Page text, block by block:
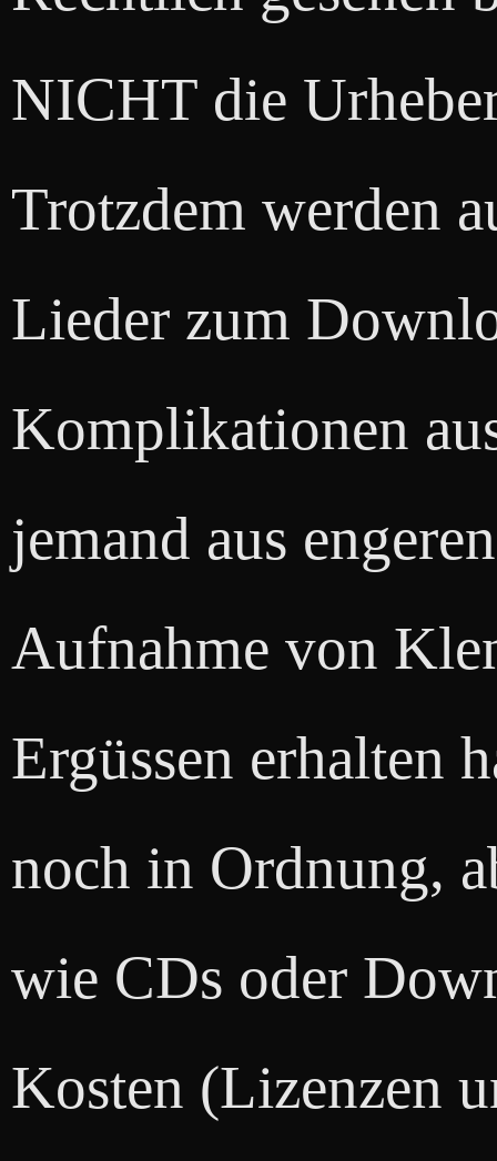
NICHT die
Trotzdem werden
Lieder zum
Komplikationen
jemand aus
Aufnahme von
Ergüssen erhalten
noch in Ordnung,
wie CDs oder
Kosten (Lizenzen